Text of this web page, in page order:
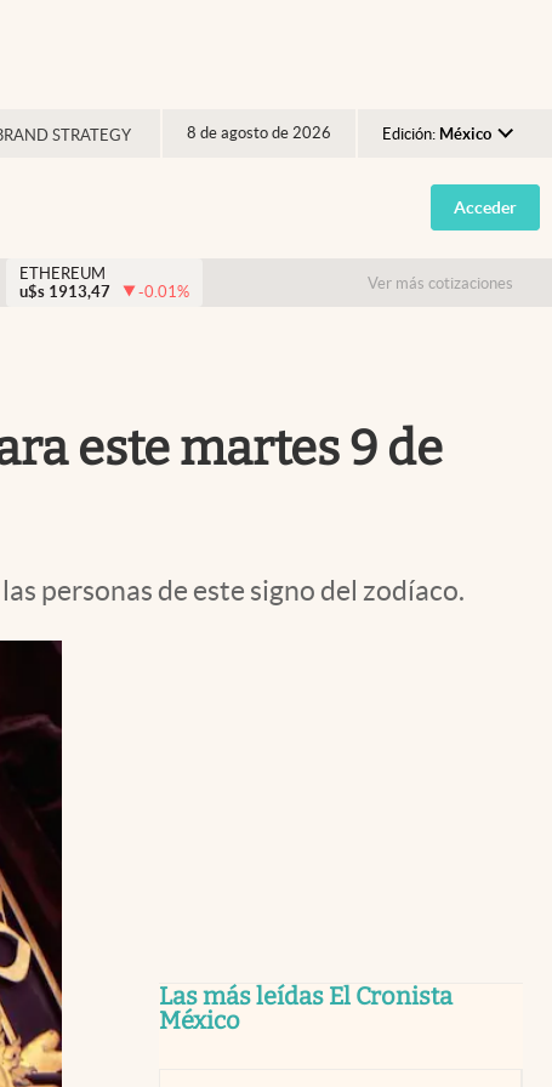
STRATEGY 8 de agosto de 2026 Edición: México
Argentina
España
USA
Acceder
ETHEREUM
u$s 1913,47 -0.01% Ver más cotizaciones
este martes 9 de
personas de este signo del zodíaco.
Las más leídas El Cronista
México